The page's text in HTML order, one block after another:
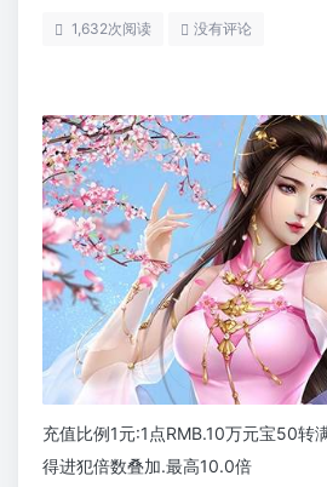
1,632次阅读 没有评论
充值比例1元:1点RMB.10万元宝50转
得进犯倍数叠加.最高10.0倍